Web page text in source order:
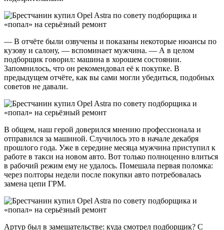
— В отчёте были озвучены и показаны некоторые нюансы по
кузову и салону, — вспоминает мужчина. — А в целом
подборщик говорил: машина в хорошем состоянии.
Запомнилось, что он рекомендовал её к покупке. В
предыдущем отчёте, как вы сами могли убедиться, подобных
советов не давали.
В общем, наш герой доверился мнению профессионала и
отправился за машиной. Случилось это в начале декабря
прошлого года. Уже в середине месяца мужчина приступил к
работе в такси на новом авто. Вот только полноценно влиться
в рабочий режим ему не удалось. Помешала первая поломка:
через полторы недели после покупки авто потребовалась
замена цепи ГРМ.
Артур был в замешательстве: куда смотрел подборщик? С